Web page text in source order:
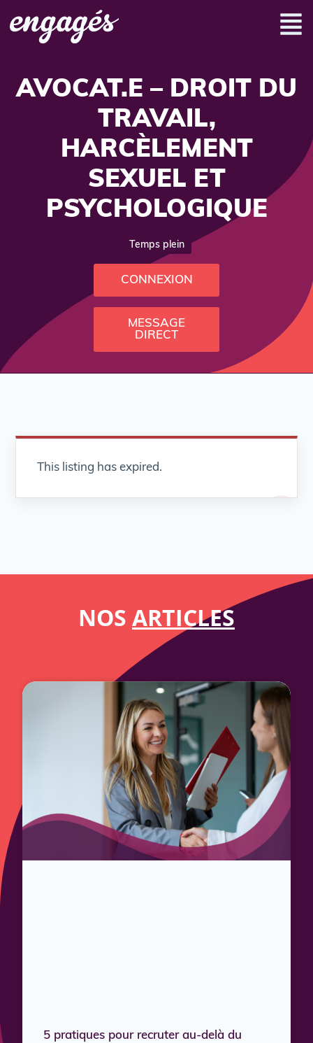
AVOCAT.E – DROIT DU
TRAVAIL,
HARCÈLEMENT
SEXUEL ET
PSYCHOLOGIQUE
Temps plein
CONNEXION
MESSAGE
DIRECT
This listing has expired.
NOS ARTICLES
5 pratiques pour recruter au-delà du